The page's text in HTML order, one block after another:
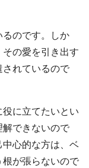
るのです。しか
の愛を引き出す
されているので
に立てたいとい
解できないので
心的な方は、ベ
根が張らないので